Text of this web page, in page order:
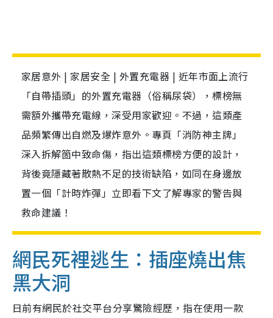
家居意外 | 家居安全 | 外置充電器 | 近年市面上流行
「自帶插頭」的外置充電器（俗稱尿袋），標榜無
需額外攜帶充電線，深受用家歡迎。不過，這類產
品頻繁傳出自燃及爆炸意外。專頁「消防神主牌」
深入拆解箇中致命傷，指出這類標榜方便的設計，
背後竟隱藏著散熱不足的技術缺陷，如同在身邊放
置一個「計時炸彈」立即看下文了解專家的警告與
救命建議！
網民死裡逃生：插座燒出焦
黑大洞
日前有網民於社交平台分享驚險經歷，指在使用一款